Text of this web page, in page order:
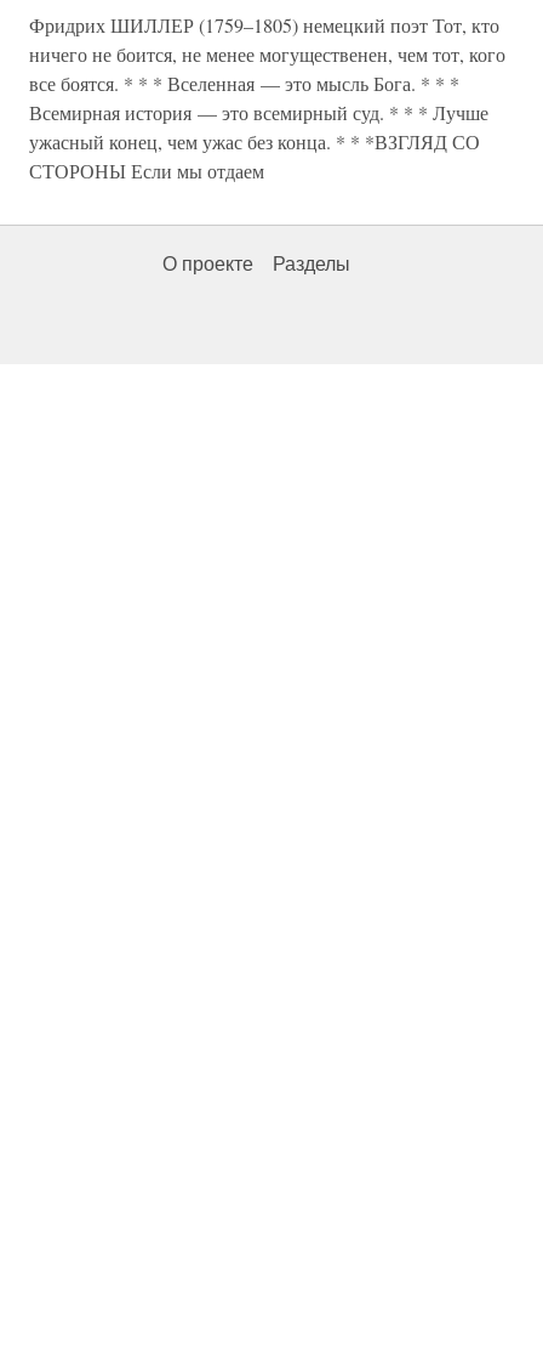
Фридрих ШИЛЛЕР (1759–1805) немецкий поэт Тот, кто
ничего не боится, не менее могущественен, чем тот, кого
все боятся. * * * Вселенная — это мысль Бога. * * *
Всемирная история — это всемирный суд. * * * Лучше
ужасный конец, чем ужас без конца. * * *ВЗГЛЯД СО
СТОРОНЫ Если мы отдаем
О проекте Разделы